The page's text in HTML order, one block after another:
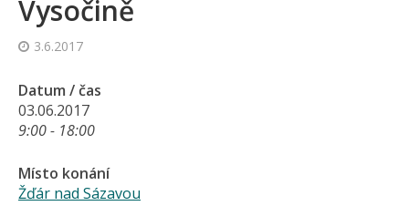
Vysočině
3.6.2017
Datum / čas
03.06.2017
9:00 - 18:00
Místo konání
Žďár nad Sázavou